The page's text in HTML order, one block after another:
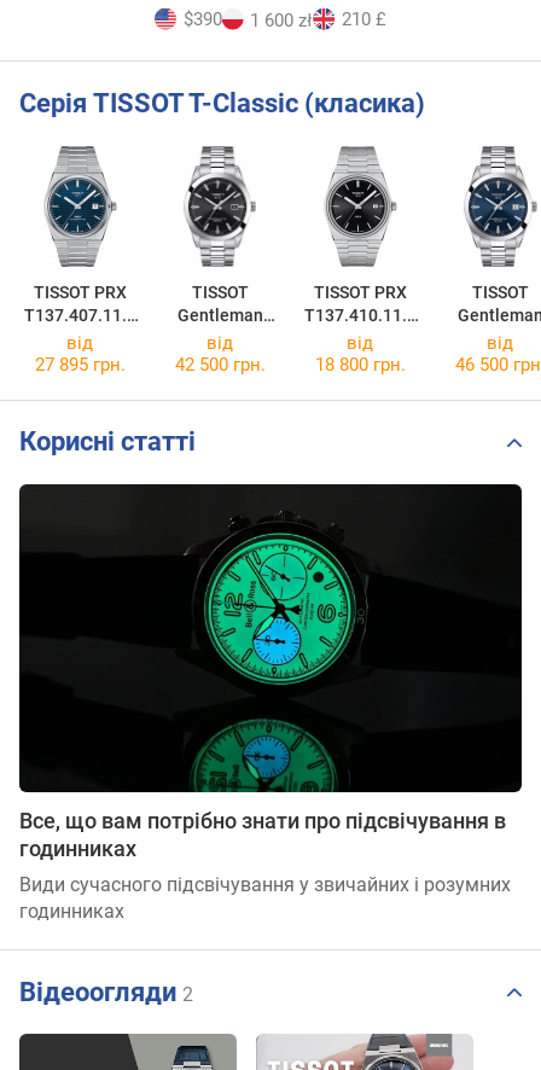
$390 1 600 zł 210 £
Серія TISSOT T-Classic (класика)
TISSOT PRX
T137.407.11.0
41.00
TISSOT
Gentleman
Powermatic 80
Silicium
51.00
TISSOT PRX
T137.410.11.0
51.00
TISSOT
Powermatic
Silicium
41.00
від
27 895 грн.
від
42 500 грн.
від
18 800 грн.
від
46 500
Корисні статті
Все, що вам потрібно знати про підсвічування в
годинниках
Види сучасного підсвічування у звичайних і розумних
годинниках
Відеоогляди 2